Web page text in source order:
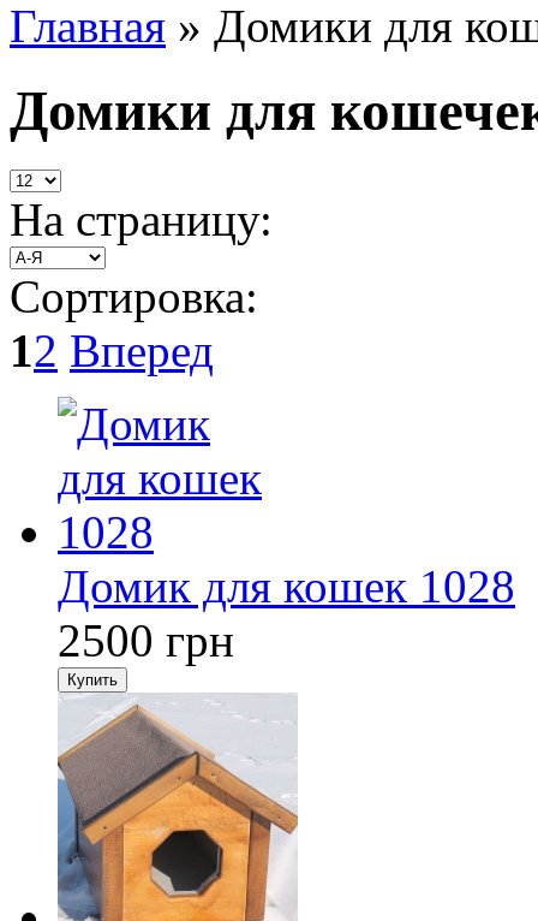
Главная » Домики для
Домики для
На страницу:
Сортировка:
12 Вперед
Домик для кошек 1028
2500 грн
Купить